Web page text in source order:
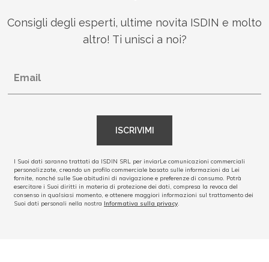
Consigli degli esperti, ultime novita ISDIN e molto
altro! Ti unisci a noi?
Email
ISCRIVIMI
I Suoi dati saranno trattati da ISDIN SRL per inviarLe comunicazioni commerciali
personalizzate, creando un profilo commerciale basato sulle informazioni da Lei
fornite, nonché sulle Sue abitudini di navigazione e preferenze di consumo. Potrà
esercitare i Suoi diritti in materia di protezione dei dati, compresa la revoca del
consenso in qualsiasi momento, e ottenere maggiori informazioni sul trattamento dei
Suoi dati personali nella nostra Informativa sulla privacy.